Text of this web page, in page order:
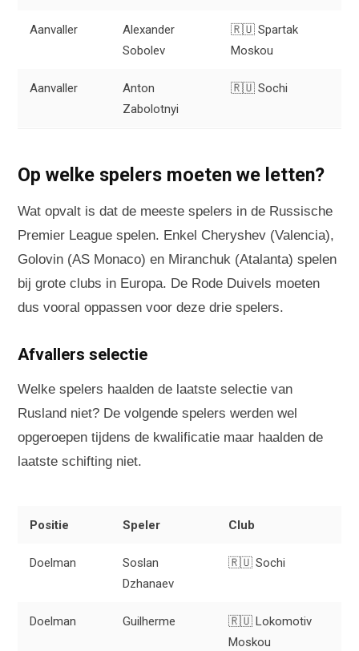
Aanvaller
Alexander
Sobolev
🇷🇺 Spartak
Moskou
Aanvaller
Anton
Zabolotnyi
🇷🇺 Sochi
Op welke spelers moeten we letten?
Wat opvalt is dat de meeste spelers in de Russische
Premier League spelen. Enkel Cheryshev (Valencia),
Golovin (AS Monaco) en Miranchuk (Atalanta) spelen
bij grote clubs in Europa. De Rode Duivels moeten
dus vooral oppassen voor deze drie spelers.
Afvallers selectie
Welke spelers haalden de laatste selectie van
Rusland niet? De volgende spelers werden wel
opgeroepen tijdens de kwalificatie maar haalden de
laatste schifting niet.
Positie Speler Club
Doelman
Soslan
Dzhanaev
🇷🇺 Sochi
Doelman Guilherme
🇷🇺 Lokomotiv
Moskou